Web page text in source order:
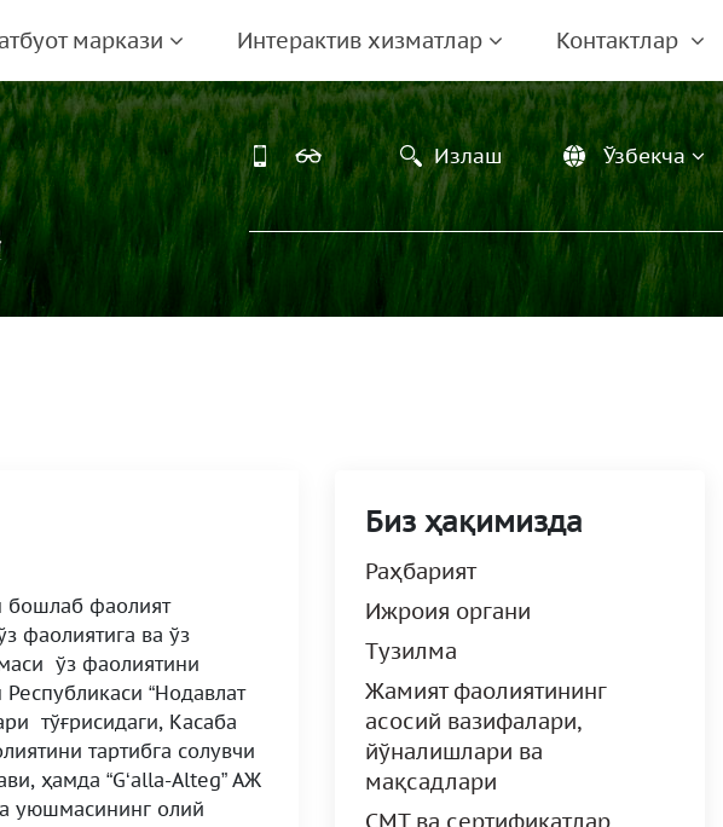
маркази Интерактив хизматлар Контактлар
Излаш Ўзбекча
бошлаб фаолият
фаолиятига ва ўз
ўз фаолиятини
“Нодавлат
тўғрисидаги, Касаба
тартибга солувчи
ҳамда “G‘alla-Alteg” AЖ
уюшмасининг олий
Биз ҳақимизда
Раҳбарият
Ижроия органи
Tузилма
Жамият фаолиятининг
асосий вазифалари,
йўналишлари ва
мақсадлари